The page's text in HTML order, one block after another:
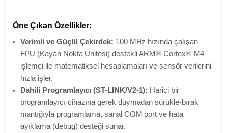
Öne Çıkan Özellikler:
Verimli ve Güçlü Çekirdek: 100 MHz hızında çalışan
FPU (Kayan Nokta Ünitesi) destekli ARM® Cortex®-M4
işlemci ile matematiksel hesaplamaları ve sensör verilerini
hızla işler.
Dahili Programlayıcı (ST-LINK/V2-1): Harici bir
programlayıcı cihazına gerek duymadan sürükle-bırak
mantığıyla programlama, sanal COM port ve hata
ayıklama (debug) desteği sunar.